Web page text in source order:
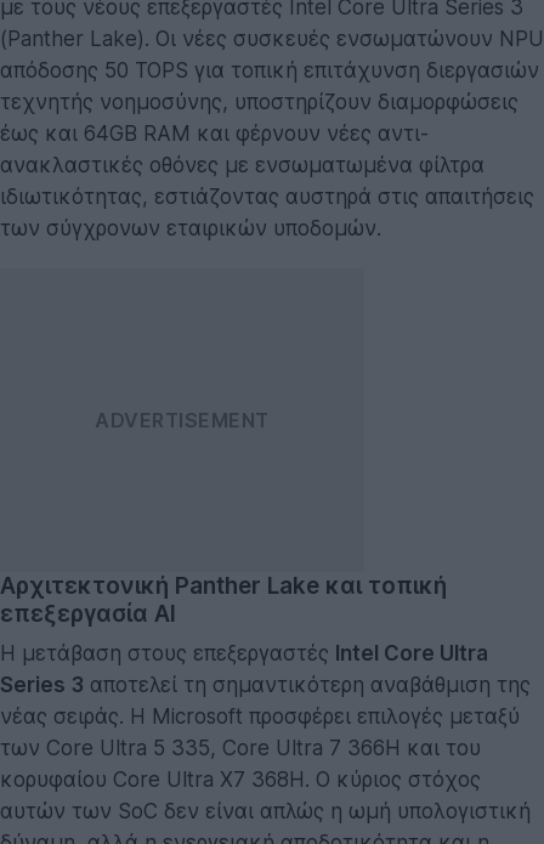
με τους νέους επεξεργαστές Intel Core Ultra Series 3
(Panther Lake). Οι νέες συσκευές ενσωματώνουν NPU
απόδοσης 50 TOPS για τοπική επιτάχυνση διεργασιών
τεχνητής νοημοσύνης, υποστηρίζουν διαμορφώσεις
έως και 64GB RAM και φέρνουν νέες αντι-
ανακλαστικές οθόνες με ενσωματωμένα φίλτρα
ιδιωτικότητας, εστιάζοντας αυστηρά στις απαιτήσεις
των σύγχρονων εταιρικών υποδομών.
Αρχιτεκτονική Panther Lake και τοπική
επεξεργασία AI
Η μετάβαση στους επεξεργαστές Intel Core Ultra
Series 3 αποτελεί τη σημαντικότερη αναβάθμιση της
νέας σειράς. Η Microsoft προσφέρει επιλογές μεταξύ
των Core Ultra 5 335, Core Ultra 7 366H και του
κορυφαίου Core Ultra X7 368H. Ο κύριος στόχος
αυτών των SoC δεν είναι απλώς η ωμή υπολογιστική